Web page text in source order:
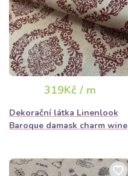
319Kč / m
Dekorační látka Linenlook
Baroque damask charm wine